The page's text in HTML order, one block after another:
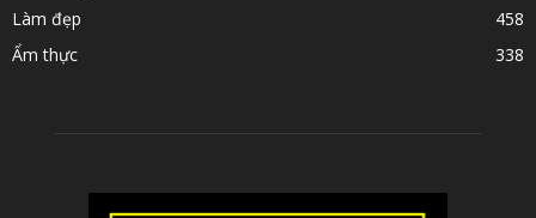
Làm đẹp
458
Ẩm thực
338